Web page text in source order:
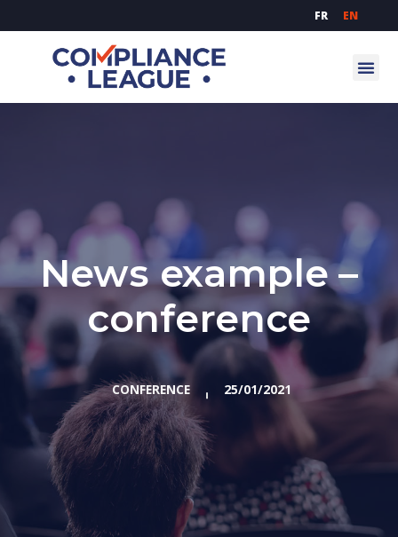
FR EN
News example –
conference
CONFERENCE 25/01/2021